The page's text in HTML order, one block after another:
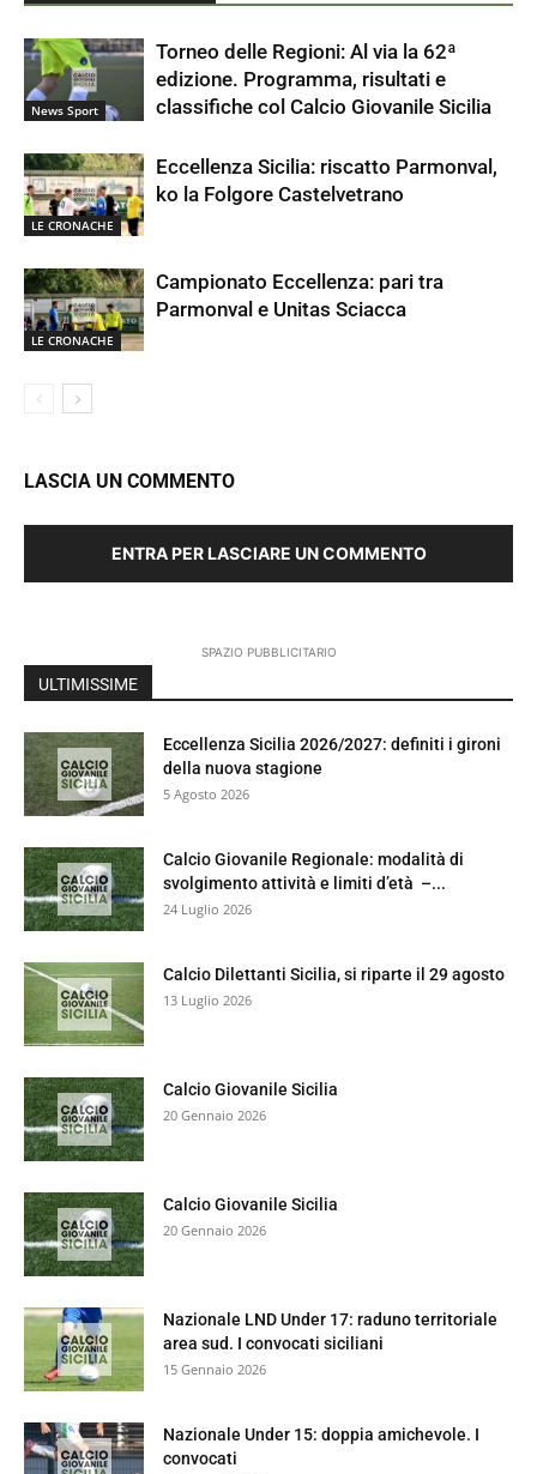
News Sport
Torneo delle Regioni: Al via la 62ª
edizione. Programma, risultati e
classifiche col Calcio Giovanile Sicilia
LE CRONACHE
Eccellenza Sicilia: riscatto Parmonval,
ko la Folgore Castelvetrano
LE CRONACHE
Campionato Eccellenza: pari tra
Parmonval e Unitas Sciacca
LASCIA UN COMMENTO
ENTRA PER LASCIARE UN COMMENTO
SPAZIO PUBBLICITARIO
ULTIMISSIME
Eccellenza Sicilia 2026/2027: definiti i gironi
della nuova stagione
5 Agosto 2026
Calcio Giovanile Regionale: modalità di
svolgimento attività e limiti d’età –...
24 Luglio 2026
Calcio Dilettanti Sicilia, si riparte il 29 agosto
13 Luglio 2026
Calcio Giovanile Sicilia
20 Gennaio 2026
Calcio Giovanile Sicilia
20 Gennaio 2026
Nazionale LND Under 17: raduno territoriale
area sud. I convocati siciliani
15 Gennaio 2026
Nazionale Under 15: doppia amichevole. I
convocati